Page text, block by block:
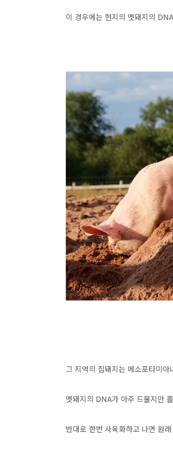
이 경우에는 현지의 멧돼지의
그 지역의 집돼지는 메소포타미아
멧돼지의 DNA가 아주 드물지만
반대로 한번 사육화하고 나면 원